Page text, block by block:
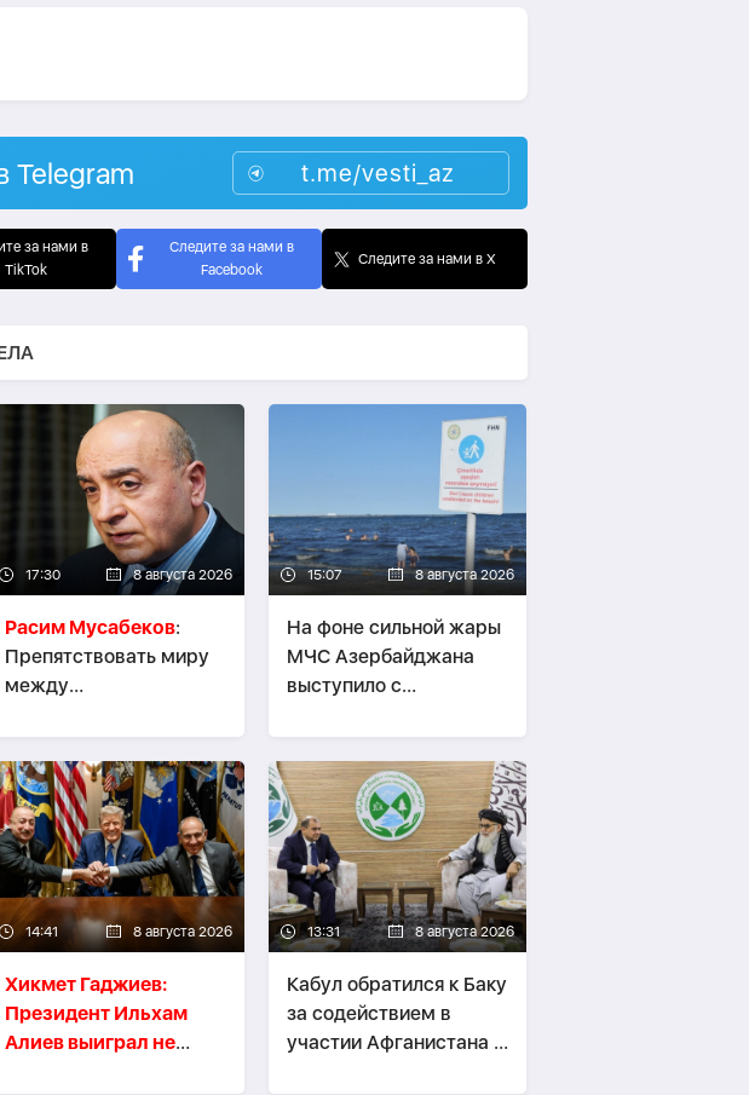
Telegram t.me/vesti_az
за нами в
TikTok
Следите за нами в
Facebook
Следите за нами в X
17:30 8 августа 2026
Расим Мусабеков:
Препятствовать миру
между
Арменией — значит
создавать проблемы
самим себе - ЭКСПЕРТ
15:07 8 августа 2026
На фоне сильной жары
МЧС Азербайджана
выступило с
14:41 8 августа 2026
Хикмет Гаджиев:
Президент Ильхам
Алиев выиграл не
13:31 8 августа 2026
Кабул обратился к Баку
за содействием в
участии Афганистана в